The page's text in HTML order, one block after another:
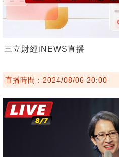
三立財經iNEWS直播
直播時間：2024/08/06 20:00